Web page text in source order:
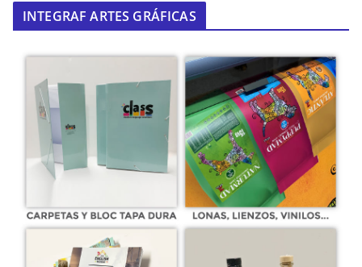
INTEGRAF ARTES GRÁFICAS